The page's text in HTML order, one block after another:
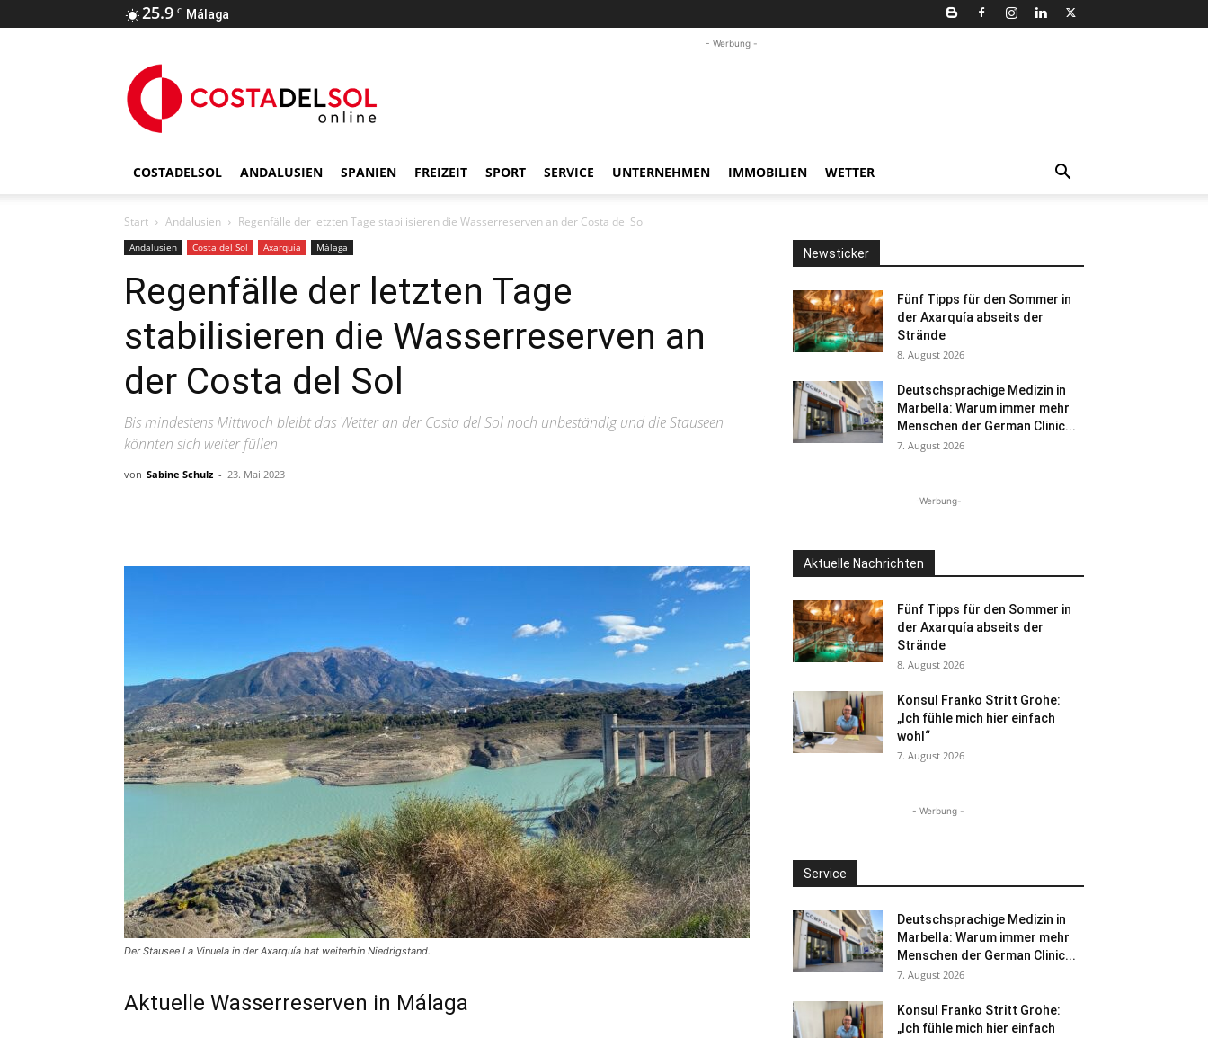
25.9 C Málaga
- Werbung -
COSTADELSOL ANDALUSIEN SPANIEN FREIZEIT SPORT SERVICE UNTERNEHMEN IMMOBILIEN WETTER
Start Andalusien Regenfälle der letzten Tage stabilisieren die Wasserreserven an der Costa del Sol
Andalusien Costa del Sol Axarquía Málaga
Regenfälle der letzten Tage
stabilisieren die Wasserreserven an
der Costa del Sol
Bis mindestens Mittwoch bleibt das Wetter an der Costa del Sol noch unbeständig und die Stauseen
könnten sich weiter füllen
von Sabine Schulz - 23. Mai 2023
Der Stausee La Vinuela in der Axarquía hat weiterhin Niedrigstand.
Aktuelle Wasserreserven in Málaga
Newsticker
Fünf Tipps für den Sommer in
der Axarquía abseits der
Strände
8. August 2026
Deutschsprachige Medizin in
Marbella: Warum immer mehr
Menschen der German Clinic...
7. August 2026
-Werbung-
Aktuelle Nachrichten
Fünf Tipps für den Sommer in
der Axarquía abseits der
Strände
8. August 2026
Konsul Franko Stritt Grohe:
„Ich fühle mich hier einfach
wohl“
7. August 2026
- Werbung -
Service
Deutschsprachige Medizin in
Marbella: Warum immer mehr
Menschen der German Clinic...
7. August 2026
Konsul Franko Stritt Grohe:
„Ich fühle mich hier einfach